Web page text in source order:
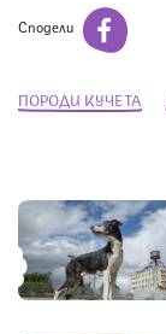
Сподели
ПОРОДИ КУЧЕТА